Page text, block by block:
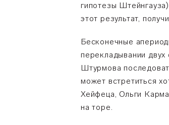
гипотезы
этот результат,
Бесконечные
перекладывании
Штурмова
может встретиться
Хейфеца, Ольги
на торе.